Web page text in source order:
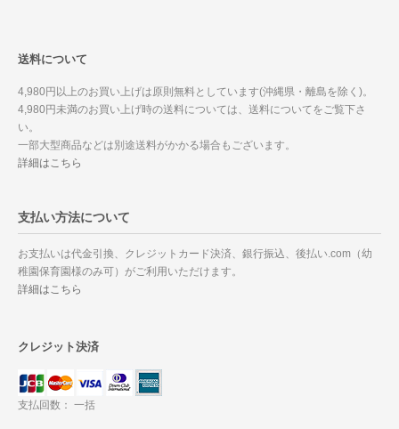
送料について
4,980円以上のお買い上げは原則無料としています(沖縄県・離島を除く)。
4,980円未満のお買い上げ時の送料については、送料についてをご覧下さ
い。
一部大型商品などは別途送料がかかる場合もございます。
詳細はこちら
支払い方法について
お支払いは代金引換、クレジットカード決済、銀行振込、後払い.com（幼
稚園保育園様のみ可）がご利用いただけます。
詳細はこちら
クレジット決済
支払回数： 一括